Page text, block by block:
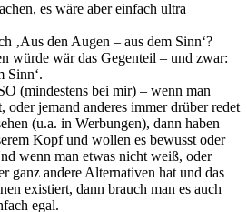
es wäre aber einfach ultra
‚Aus den Augen – aus dem Sinn‘?
würde wär das Gegenteil – und zwar:
Sinn‘.
(mindestens bei mir) – wenn man
oder jemand anderes immer drüber redet
(u.a. in Werbungen), dann haben
Kopf und wollen es bewusst oder
wenn man etwas nicht weiß, oder
ganz andere Alternativen hat und das
existiert, dann brauch man es auch
egal.